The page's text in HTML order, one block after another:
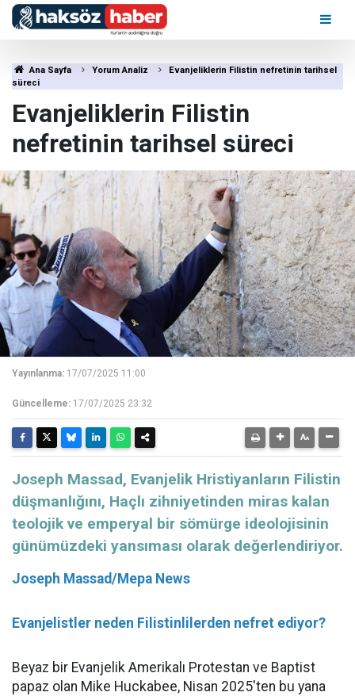
Ana Sayfa Yorum Analiz
Evanjeliklerin Filistin nefretinin tarihsel
süreci
Evanjeliklerin Filistin
nefretinin tarihsel süreci
Yayınlanma: 17/07/2025 11:00
Güncelleme: 17/07/2025 23:32
Joseph Massad, Evanjelik Hristiyanların Filistin
düşmanlığını, Haçlı zihniyetinden miras kalan
teolojik ve emperyal bir sömürge ideolojisinin
günümüzdeki yansıması olarak değerlendiriyor.
Joseph Massad/Mepa News
Evanjelistler neden Filistinlilerden nefret ediyor?
Beyaz bir Evanjelik Amerikalı Protestan ve Baptist
papaz olan Mike Huckabee, Nisan 2025'ten bu yana